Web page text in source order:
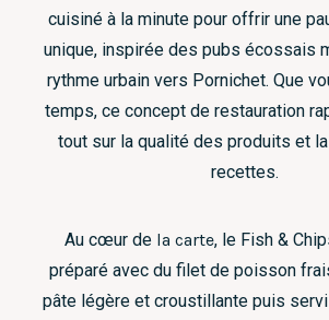
cuisiné à la minute pour offrir une
unique, inspirée des pubs écossais
rythme urbain vers Pornichet. Que
temps, ce concept de restauration
tout sur la qualité des produits et
recettes.
Au cœur de la carte, le Fish &
préparé avec du filet de poisson
pâte légère et croustillante puis